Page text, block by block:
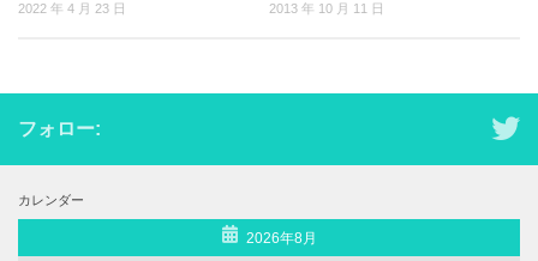
2022 年 4 月 23 日 2013 年 10 月 11 日
フォロー:
カレンダー
2026年8月